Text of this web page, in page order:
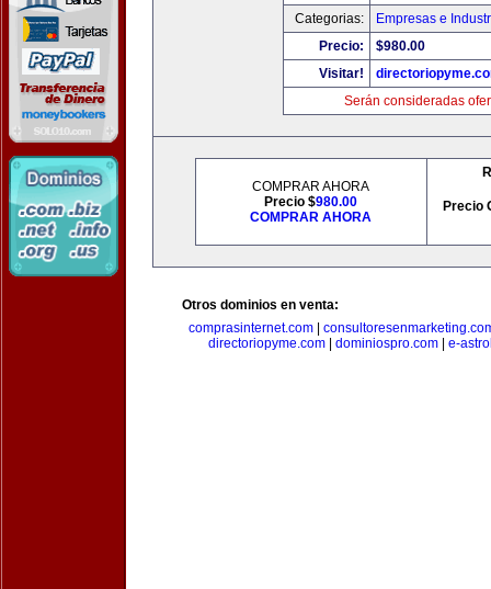
Categorias:
Empresas e
Precio:
$980.00
Visitar!
Serán consideradas
COMPRAR AHORA
Precio $980.00
COMPRAR AHORA
Precio
Otros dominios en venta:
comprasinternet.com|
directoriopyme.com| dominiospro.com| e-